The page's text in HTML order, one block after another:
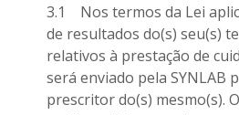
3.1 Nos termos da Lei
de resultados do(s) seu(s)
relativos à prestação de
será enviado pela SYNLAB
prescritor do(s) mesmo(s).